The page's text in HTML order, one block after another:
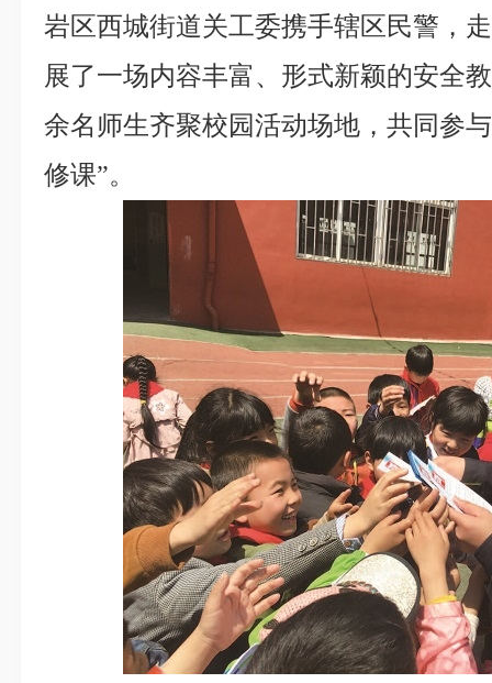
岩区西城街道关工委携手辖区民警，
展了一场内容丰富、形式新颖的安全
余名师生齐聚校园活动场地，共同参
修课”。